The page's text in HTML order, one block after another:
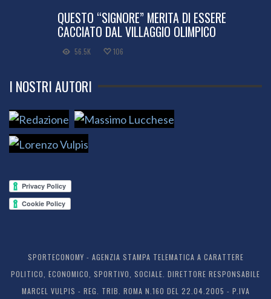
QUESTO “SIGNORE” MERITA DI ESSERE
CACCIATO DAL VILLAGGIO OLIMPICO
56.5K 106
I NOSTRI AUTORI
SPORTECONOMY - AGENZIA STAMPA TELEMATICA A CARATTERE
POLITICO, ECONOMICO, SPORTIVO, SOCIALE. DIRETTORE RESPONSABILE
MARCEL VULPIS - REG. TRIB. ROMA N.160 DEL 22.04.2005 - P.IVA